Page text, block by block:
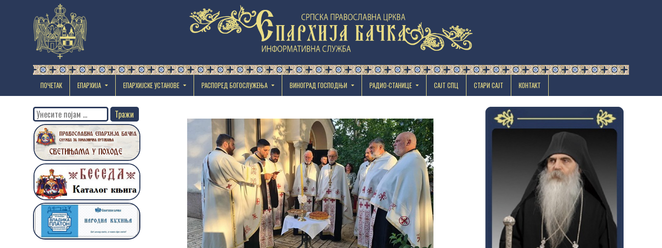
ПОЧЕТАК ЕПАРХИЈА EПАРХИЈСКЕ УСТАНОВЕ РАСПОРЕД БОГОСЛУЖЕЊА ВИНОГРАД ГОСПОДЊИ РАДИО-СТАНИЦЕ САЈТ СПЦ СТАРИ САЈТ КОНТАКТ
Search
for: